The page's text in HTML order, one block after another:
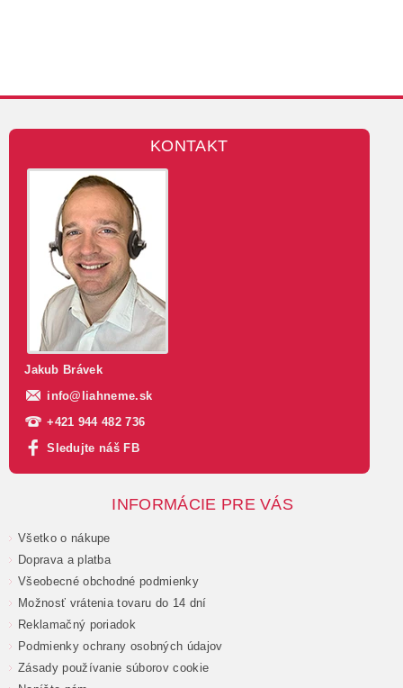
KONTAKT
Jakub Brávek
info@ liahneme.sk
+421 944 482 736
Sledujte náš FB
INFORMÁCIE PRE VÁS
Všetko o nákupe
Doprava a platba
Všeobecné obchodné podmienky
Možnosť vrátenia tovaru do 14 dní
Reklamačný poriadok
Podmienky ochrany osobných údajov
Zásady používanie súborov cookie